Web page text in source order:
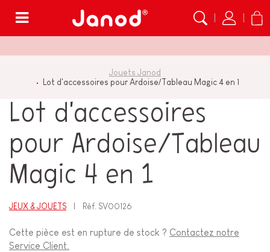
Jouets Janod
Lot d'accessoires pour Ardoise/Tableau Magic 4 en 1
Lot d'accessoires
pour Ardoise/Tableau
Magic 4 en 1
JEUX & JOUETS Réf. SV00126
Cette pièce est en rupture de stock ? Contactez notre
Service Client.